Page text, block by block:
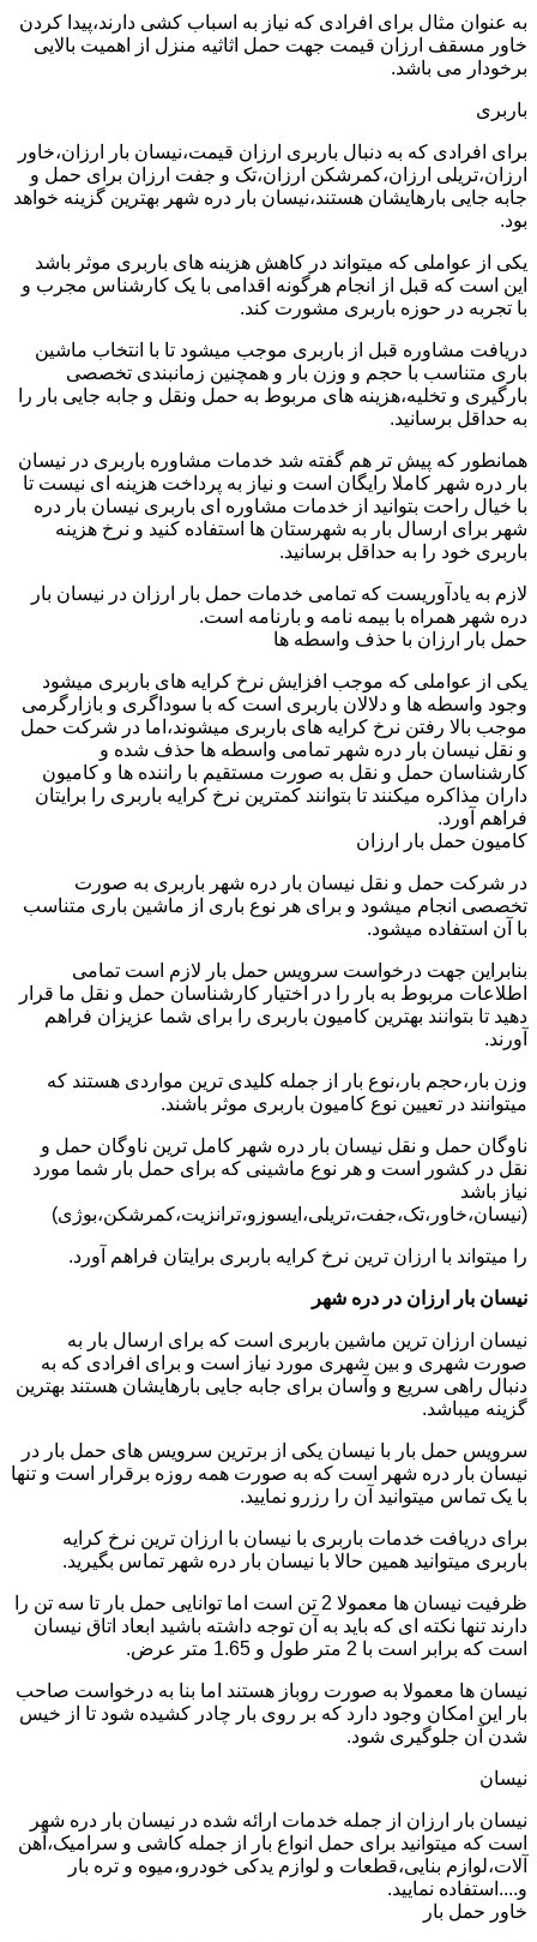
به عنوان مثال برای افرادی که نیاز به اسباب کشی دارند،پیدا کردن
خاور مسقف ارزان قیمت جهت حمل اثاثیه منزل از اهمیت بالایی
برخودار می باشد.
باربری
برای افرادی که به دنبال باربری ارزان قیمت،نیسان بار ارزان،خاور
ارزان،تریلی ارزان،کمرشکن ارزان،تک و جفت ارزان برای حمل و
جابه جایی بارهایشان هستند،نیسان بار دره شهر بهترین گزینه خواهد
بود.
یکی از عواملی که میتواند در کاهش هزینه های باربری موثر باشد
این است که قبل از انجام هرگونه اقدامی با یک کارشناس مجرب و
با تجربه در حوزه باربری مشورت کند.
دریافت مشاوره قبل از باربری موجب میشود تا با انتخاب ماشین
باری متناسب با حجم و وزن بار و همچنین زمانبندی تخصصی
بارگیری و تخلیه،هزینه های مربوط به حمل ونقل و جابه جایی بار را
به حداقل برسانید.
همانطور که پیش تر هم گفته شد خدمات مشاوره باربری در نیسان
بار دره شهر کاملا رایگان است و نیاز به پرداخت هزینه ای نیست تا
با خیال راحت بتوانید از خدمات مشاوره ای باربری نیسان بار دره
شهر برای ارسال بار به شهرستان ها استفاده کنید و نرخ هزینه
باربری خود را به حداقل برسانید.
لازم به یادآوریست که تمامی خدمات حمل بار ارزان در نیسان بار
دره شهر همراه با بیمه نامه و بارنامه است.
حمل بار ارزان با حذف واسطه ها
یکی از عواملی که موجب افزایش نرخ کرایه های باربری میشود
وجود واسطه ها و دلالان باربری است که با سوداگری و بازارگرمی
موجب بالا رفتن نرخ کرایه های باربری میشوند،اما در شرکت حمل
و نقل نیسان بار دره شهر تمامی واسطه ها حذف شده و
کارشناسان حمل و نقل به صورت مستقیم با راننده ها و کامیون
داران مذاکره میکنند تا بتوانند کمترین نرخ کرایه باربری را برایتان
فراهم آورد.
کامیون حمل بار ارزان
در شرکت حمل و نقل نیسان بار دره شهر باربری به صورت
تخصصی انجام میشود و برای هر نوع باری از ماشین باری متناسب
با آن استفاده میشود.
بنابراین جهت درخواست سرویس حمل بار لازم است تمامی
اطلاعات مربوط به بار را در اختیار کارشناسان حمل و نقل ما قرار
دهید تا بتوانند بهترین کامیون باربری را برای شما عزیزان فراهم
آورند.
وزن بار،حجم بار،نوع بار از جمله کلیدی ترین مواردی هستند که
میتوانند در تعیین نوع کامیون باربری موثر باشند.
ناوگان حمل و نقل نیسان بار دره شهر کامل ترین ناوگان حمل و
نقل در کشور است و هر نوع ماشینی که برای حمل بار شما مورد
نیاز باشد
(نیسان،خاور،تک،جفت،تریلی،ایسوزو،ترانزیت،کمرشکن،بوژی)
را میتواند با ارزان ترین نرخ کرایه باربری برایتان فراهم آورد.
نیسان بار ارزان در دره شهر
نیسان ارزان ترین ماشین باربری است که برای ارسال بار به
صورت شهری و بین شهری مورد نیاز است و برای افرادی که به
دنبال راهی سریع و وآسان برای جابه جایی بارهایشان هستند بهترین
گزینه میباشد.
سرویس حمل بار با نیسان یکی از برترین سرویس های حمل بار در
نیسان بار دره شهر است که به صورت همه روزه برقرار است و تنها
با یک تماس میتوانید آن را رزرو نمایید.
برای دریافت خدمات باربری با نیسان با ارزان ترین نرخ کرایه
باربری میتوانید همین حالا با نیسان بار دره شهر تماس بگیرید.
ظرفیت نیسان ها معمولا 2 تن است اما توانایی حمل بار تا سه تن را
دارند تنها نکته ای که باید به آن توجه داشته باشید ابعاد اتاق نیسان
است که برابر است با 2 متر طول و 1.65 متر عرض.
نیسان ها معمولا به صورت روباز هستند اما بنا به درخواست صاحب
بار این امکان وجود دارد که بر روی بار چادر کشیده شود تا از خیس
شدن آن جلوگیری شود.
نیسان
نیسان بار ارزان از جمله خدمات ارائه شده در نیسان بار دره شهر
است که میتوانید برای حمل انواع بار از جمله کاشی و سرامیک،آهن
آلات،لوازم بنایی،قطعات و لوازم یدکی خودرو،میوه و تره بار
و....استفاده نمایید.
خاور حمل بار